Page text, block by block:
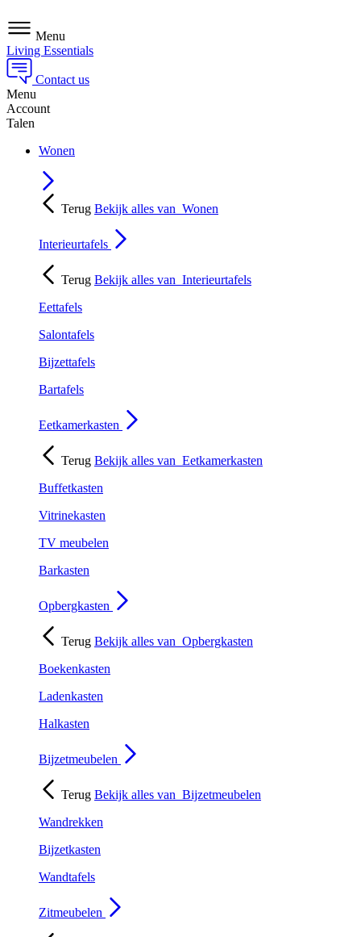
Menu
Living Essentials
Contact us
Menu
Account
Talen
Wonen
Terug Bekijk alles van Wonen
Interieurtafels
Terug Bekijk alles van Interieurtafels
Eettafels
Salontafels
Bijzettafels
Bartafels
Eetkamerkasten
Terug Bekijk alles van Eetkamerkasten
Buffetkasten
Vitrinekasten
TV meubelen
Barkasten
Opbergkasten
Terug Bekijk alles van Opbergkasten
Boekenkasten
Ladenkasten
Halkasten
Bijzetmeubelen
Terug Bekijk alles van Bijzetmeubelen
Wandrekken
Bijzetkasten
Wandtafels
Zitmeubelen